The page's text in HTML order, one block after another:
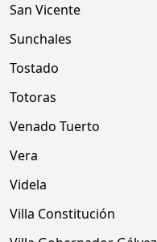
San Vicente
Sunchales
Tostado
Totoras
Venado Tuerto
Vera
Videla
Villa Constitución